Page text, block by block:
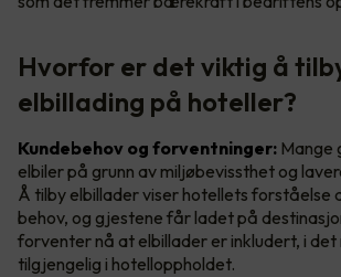
Hvorfor er det viktig å
elbillading på hoteller?
Kundebehov og forventninger: Mange
elbiler på grunn av miljøbevissthet og
Å tilby elbillader viser hotellets forståelse
behov, og gjestene får ladet på
forventer nå at elbillader er inkludert, i det
tilgjengelig i hotelloppholdet.